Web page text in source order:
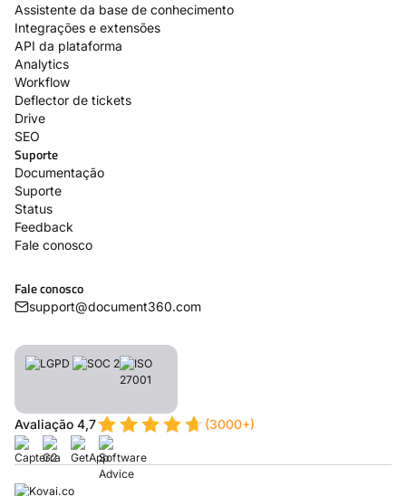
Assistente da base de conhecimento
Integrações e extensões
API da plataforma
Analytics
Workflow
Deflector de tickets
Drive
SEO
Suporte
Documentação
Suporte
Status
Feedback
Fale conosco
Fale conosco
support@document360.com
Avaliação 4,7 (3000+)